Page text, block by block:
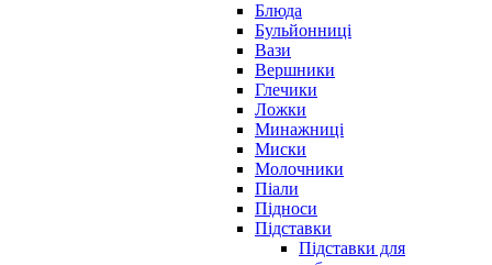
Блюда
Бульйонниці
Вази
Вершники
Глечики
Ложки
Минажниці
Миски
Молочники
Піали
Підноси
Підставки
Підставки для